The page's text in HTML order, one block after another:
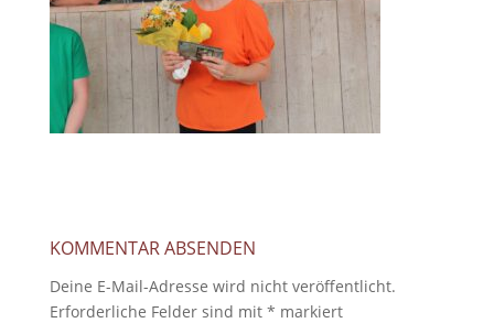
KOMMENTAR ABSENDEN
Deine E-Mail-Adresse wird nicht veröffentlicht.
Erforderliche Felder sind mit * markiert